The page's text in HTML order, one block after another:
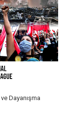
Dayanışma